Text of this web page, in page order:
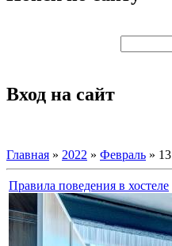
Вход на сайт
Главная » 2022 » Февраль » 13
Правила поведения в хостеле